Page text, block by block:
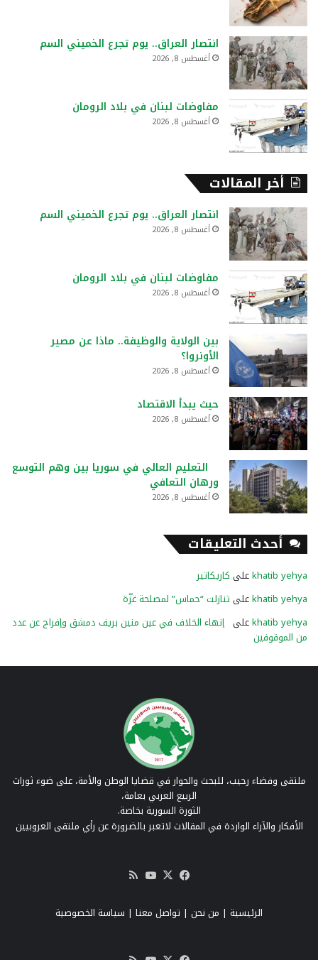
انتصار العراق.. يوم تجرع الخميني السم
أغسطس 8, 2026
مفاوضات لبنان في بلاد الرومان
أغسطس 8, 2026
أخر المقالات
انتصار العراق.. يوم تجرع الخميني السم
أغسطس 8, 2026
مفاوضات لبنان في بلاد الرومان
أغسطس 8, 2026
بين الولاية والوظيفة.. ماذا عن مصير
الأونروا؟
أغسطس 8, 2026
حيث يبدأ الاقتصاد
أغسطس 8, 2026
التعليم العالي في سوريا بين وهم التوسع
ورهان التعافي
أغسطس 8, 2026
أحدث التعليقات
khatib yehyaعلى كاريكاتير
khatib yehyaعلى تنازلت “حماس” لمصلحة غزّة
khatib yehyaعلى إنهاء الخلاف في عين منين بريف دمشق وإفراج عن عدد
من الموقوفين
ملتقى وفضاء رحيب، للبحث والحوار في قضايا الوطن والأمة، على ضوء ثورات
الربيع العربي بعامة،
الثورة السورية بخاصة.
الأفكار والآراء الواردة في المقالات لاتعبر بالضرورة عن رأي ملتقى العروبيين
فيسبوك
‫X
‫YouTube
RSS
الرئيسية | من نحن | تواصل معنا | سياسة الخصوصية